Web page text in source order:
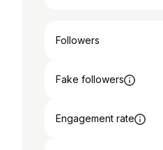
Followers
Fake followers
Engagement rate